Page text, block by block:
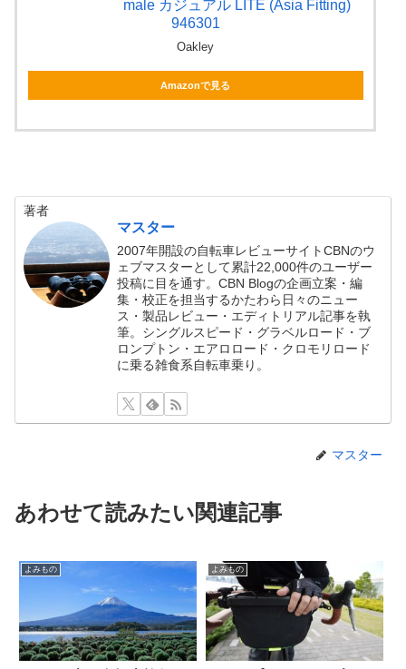
male カジュアル LITE (Asia Fitting)
946301
Oakley
Amazonで見る
著者
マスター
2007年開設の自転車レビューサイトCBNのウ
ェブマスターとして累計22,000件のユーザー
投稿に目を通す。CBN Blogの企画立案・編
集・校正を担当するかたわら日々のニュー
ス・製品レビュー・エディトリアル記事を執
筆。シングルスピード・グラベルロード・ブ
ロンプトン・エアロロード・クロモリロード
に乗る雑食系自転車乗り。
マスター
あわせて読みたい関連記事
よみもの よみもの